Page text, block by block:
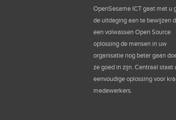
OpenSesame ICT gaat met u
de uitdaging aan te bewijzen
een volwassen Open Source
oplossing de mensen in uw
organisatie nog beter gaan
ze goed in zijn. Centraal staat
eenvoudige oplossing voor
medewerkers.